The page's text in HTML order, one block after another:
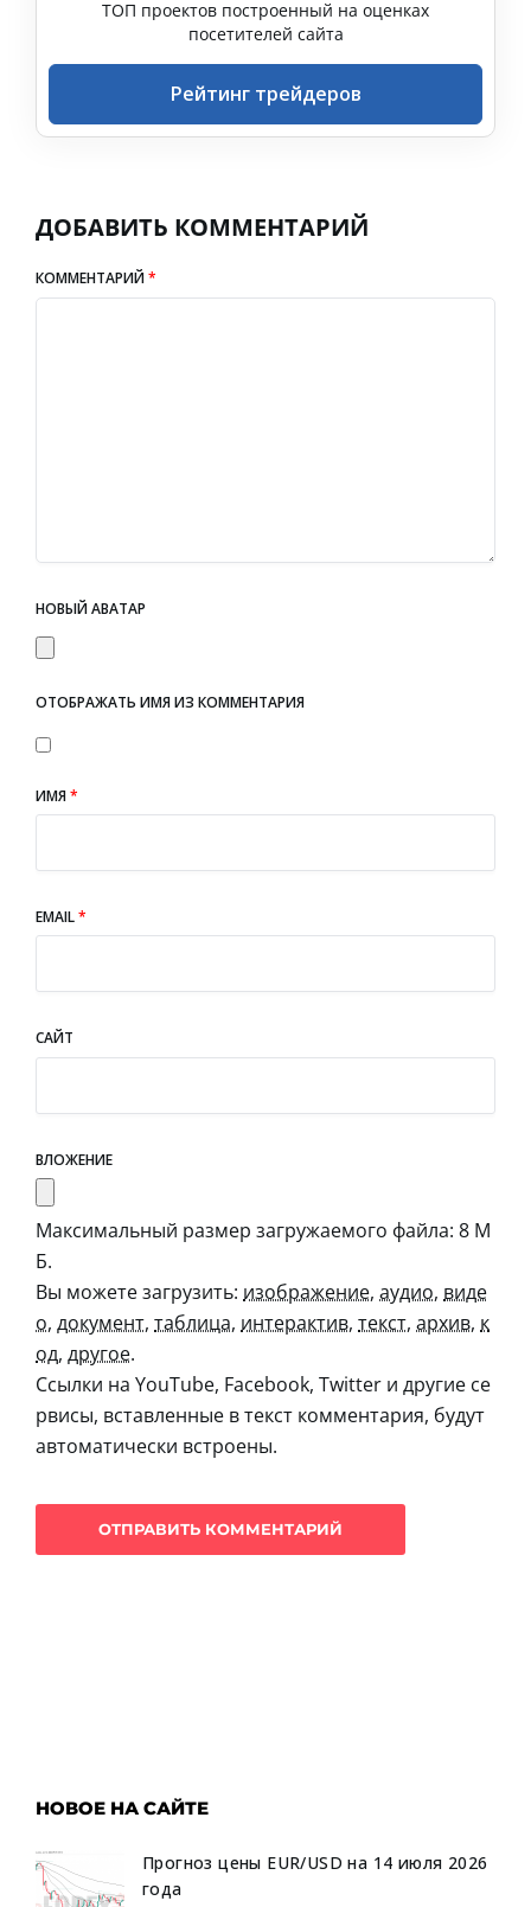
ТОП проектов построенный на оценках
посетителей сайта
Рейтинг трейдеров
ДОБАВИТЬ КОММЕНТАРИЙ
КОММЕНТАРИЙ*
НОВЫЙ АВАТАР
ОТОБРАЖАТЬ ИМЯ ИЗ КОММЕНТАРИЯ
ИМЯ*
EMAIL*
САЙТ
ВЛОЖЕНИЕ
Максимальный размер загружаемого файла: 8 М
Б.
Вы можете загрузить: изображение, аудио, виде
о, документ, таблица, интерактив, текст, архив, к
од, другое.
Ссылки на YouTube, Facebook, Twitter и другие се
рвисы, вставленные в текст комментария, будут
автоматически встроены.
НОВОЕ НА САЙТЕ
Прогноз цены EUR/USD на 14 июля 2026
года